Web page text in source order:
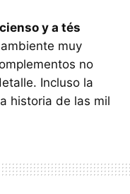
y a tés
muy
no
Incluso la
historia de las mil